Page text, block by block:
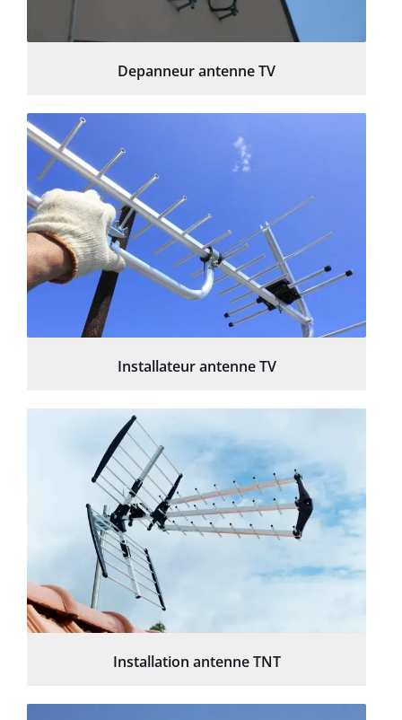
Depanneur antenne TV
Installateur antenne TV
Installation antenne TNT